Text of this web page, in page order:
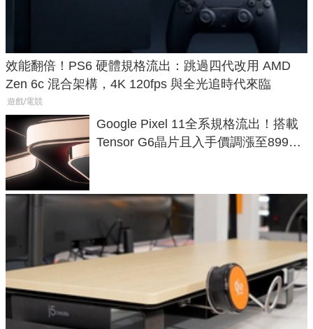
效能翻倍！PS6 硬體規格流出：跳過四代改用 AMD
Zen 6c 混合架構，4K 120fps 與全光追時代來臨
遊戲/電競
Google Pixel 11全系規格流出！搭載
Tensor G6晶片且入手價調漲至899美